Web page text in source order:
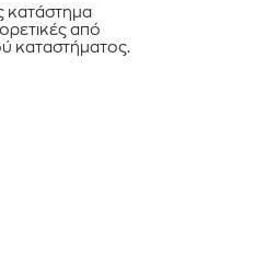
κατάστημα
από
καταστήματος.